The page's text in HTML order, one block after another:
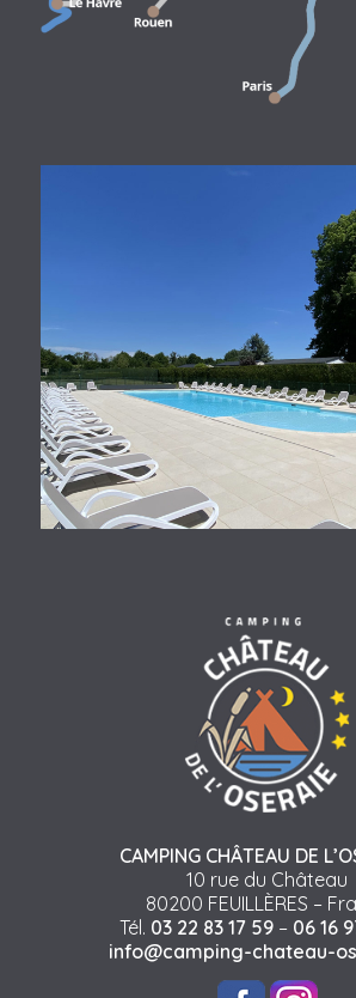
CAMPING CHÂTEAU DE
10 rue du Château
80200 FEUILLÈRES –
Tél. 03 22 83 17 59– 06 16
info@camping-chateau-